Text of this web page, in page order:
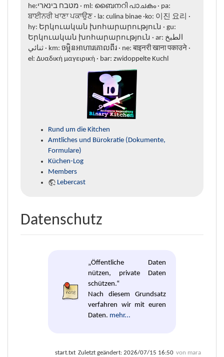
he:מטבח בינארי · ml: ബൈനറി പാചകം · pa:
ਬਾਈਨਰੀ ਖਾਣਾ ਪਕਾਉਣ · la: culina binae ·ko: 이진 요리 ·
hy: Երկուական խոհարարություն · gu:
Երկուական խոհարարություն · ar: الطبخ
ثنائي · km: ចម្អិនអាហារគោលពីរ · ne: बाइनरी खाना पकाउने ·
el: Δυαδική μαγειρική · bar: zwidoppelte Kuchl
Rund um die Kitchen
Amtliches und Bürokratie (Dokumente,
Formulare)
Küchen-Log
Members
Lebercast
Datenschutz
„Öffentliche Daten
nützen, private Daten
schützen.“
Nach diesem Grundsatz
verfahren wir mit euren
Daten. mehr...
start.txt Zuletzt geändert: 2026/07/15 16:50 von mara